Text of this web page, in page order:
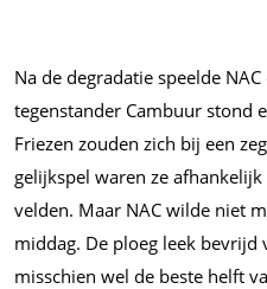
Na de degradatie speelde
tegenstander Cambuur stond
Friezen zouden zich bij een
gelijkspel waren ze
velden. Maar NAC wilde niet
middag. De ploeg leek bevrijd
misschien wel de beste helft